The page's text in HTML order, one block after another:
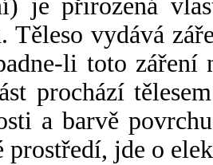
je přirozená
Těleso vydává
li toto záření
prochází
a barvě
prostředí, jde o